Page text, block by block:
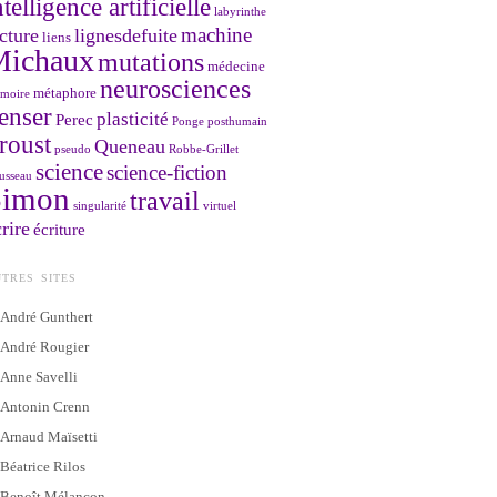
artificielle labyrinthe
liens lignesdefuitemachine
mutations médecine
métaphore neurosciences
Perec plasticité Ponge posthumain
pseudo Queneau Robbe-Grillet
sciencescience-fiction
singularité travail virtuel
écriture
SITES
André Gunthert
André Rougier
Anne Savelli
Antonin Crenn
Arnaud Maïsetti
Béatrice Rilos